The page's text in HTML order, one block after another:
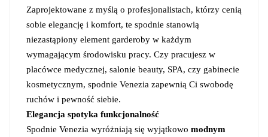
Zaprojektowane z myślą o profesjonalistach, którzy cenią
sobie elegancję i komfort, te spodnie stanowią
niezastąpiony element garderoby w każdym
wymagającym środowisku pracy. Czy pracujesz w
placówce medycznej, salonie beauty, SPA, czy gabinecie
kosmetycznym, spodnie Venezia zapewnią Ci swobodę
ruchów i pewność siebie.
Elegancja spotyka funkcjonalność
Spodnie Venezia wyróżniają się wyjątkowo modnym